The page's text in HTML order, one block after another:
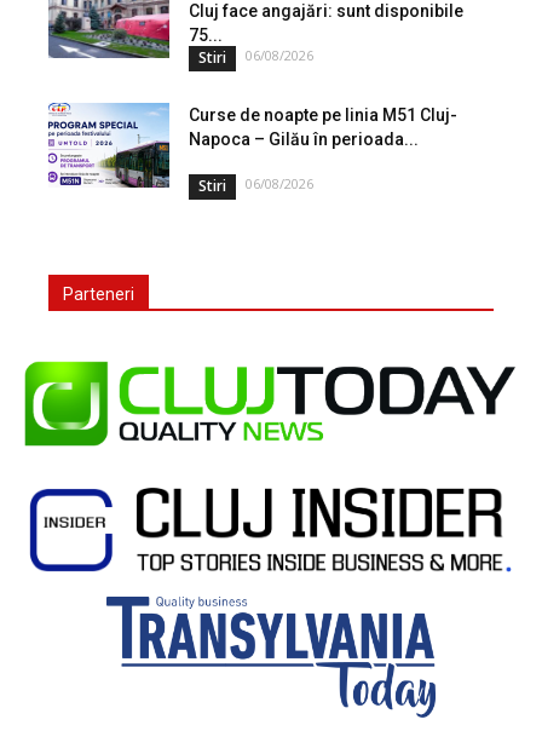
Cluj face angajări: sunt disponibile
75...
Stiri 06/08/2026
Curse de noapte pe linia M51 Cluj-
Napoca – Gilău în perioada...
Stiri 06/08/2026
Parteneri